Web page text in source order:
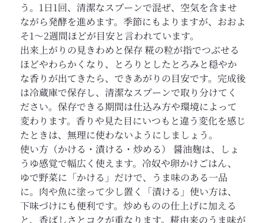
う。1日1回、清潔なスプーンで混ぜ、空気を含ませ
ながら発酵を進めます。季節にもよりますが、おおよ
そ1〜2週間ほどが目安と言われています。
出来上がりの見きわめと保存 糀の粒が指でつぶせる
ほどやわらかくなり、とろりとしたとろみと穏やか
な香りが出てきたら、できあがりの目安です。完成後
は冷蔵庫で保存し、清潔なスプーンで取り分けてく
ださい。保存できる期間は仕込み方や環境によって
変わります。香りや見た目にいつもと違う変化を感じ
たときは、無理に使わないようにしましょう。
使い方（かける・漬ける・炒める） 醤油麹は、しょ
うゆ感覚で幅広く使えます。冷奴や卵かけごはん、
ゆで野菜に「かける」だけで、うま味のある一品
に。肉や魚に塗って少し置く「漬ける」使い方は、
下味づけにも便利です。炒めものの仕上げに加える
と、香ばしさとコクが重なります。糀由来のうま味が